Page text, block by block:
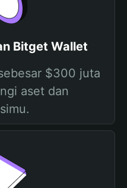
Bitget Wallet
$300 juta
aset dan